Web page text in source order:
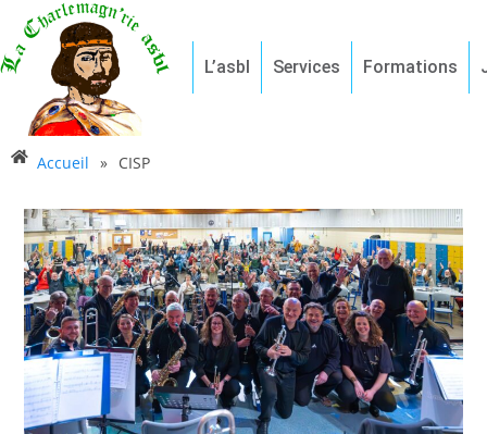
L’asbl Services Formations
Accueil » CISP